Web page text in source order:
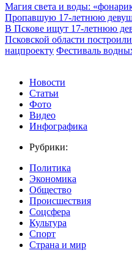
Магия света и воды:
Пропавшую 17-летнюю
В Пскове ищут 17‑летнюю
Псковской области
нацпроекту Фестиваль
Новости
Статьи
Фото
Видео
Инфографика
Рубрики:
Политика
Экономика
Общество
Происшествия
Соцсфера
Культура
Спорт
Страна и мир